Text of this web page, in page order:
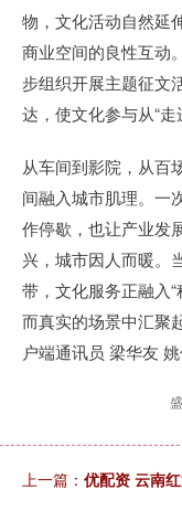
物，文化活动自然延
商业空间的良性互动
步组织开展主题征文
达，使文化参与从“走
从车间到影院，从百
间融入城市肌理。一
作停歇，也让产业发
兴，城市因人而暖。
带，文化服务正融入
而真实的场景中汇聚
户端通讯员 梁华友
上一篇： 优配资 云南